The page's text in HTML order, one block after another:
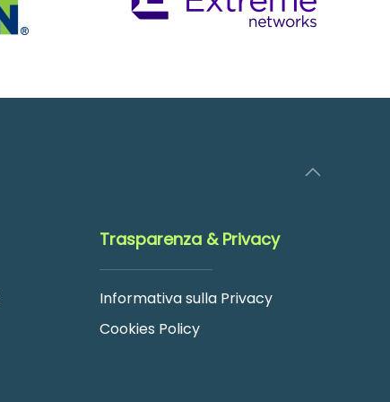
Trasparenza & Privacy
Informativa sulla Privacy
Cookies Policy